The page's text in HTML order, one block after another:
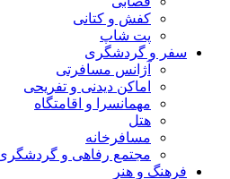
کفش و کتانی
پت شاپ
سفر و گردشگری
آژانس مسافرتی
اماکن دیدنی و تفریحی
مهمانسرا و اقامتگاه
هتل
مسافرخانه
مجتمع رفاهی و گردشگری
فرهنگ و هنر